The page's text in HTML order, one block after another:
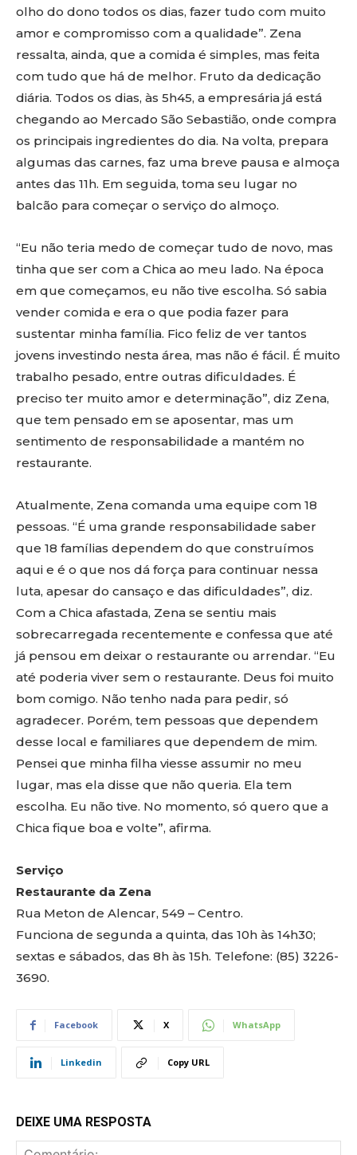
olho do dono todos os dias, fazer tudo com muito
amor e compromisso com a qualidade”. Zena
ressalta, ainda, que a comida é simples, mas feita
com tudo que há de melhor. Fruto da dedicação
diária. Todos os dias, às 5h45, a empresária já está
chegando ao Mercado São Sebastião, onde compra
os principais ingredientes do dia. Na volta, prepara
algumas das carnes, faz uma breve pausa e almoça
antes das 11h. Em seguida, toma seu lugar no
balcão para começar o serviço do almoço.
“Eu não teria medo de começar tudo de novo, mas
tinha que ser com a Chica ao meu lado. Na época
em que começamos, eu não tive escolha. Só sabia
vender comida e era o que podia fazer para
sustentar minha família. Fico feliz de ver tantos
jovens investindo nesta área, mas não é fácil. É muito
trabalho pesado, entre outras dificuldades. É
preciso ter muito amor e determinação”, diz Zena,
que tem pensado em se aposentar, mas um
sentimento de responsabilidade a mantém no
restaurante.
Atualmente, Zena comanda uma equipe com 18
pessoas. “É uma grande responsabilidade saber
que 18 famílias dependem do que construímos
aqui e é o que nos dá força para continuar nessa
luta, apesar do cansaço e das dificuldades”, diz.
Com a Chica afastada, Zena se sentiu mais
sobrecarregada recentemente e confessa que até
já pensou em deixar o restaurante ou arrendar. “Eu
até poderia viver sem o restaurante. Deus foi muito
bom comigo. Não tenho nada para pedir, só
agradecer. Porém, tem pessoas que dependem
desse local e familiares que dependem de mim.
Pensei que minha filha viesse assumir no meu
lugar, mas ela disse que não queria. Ela tem
escolha. Eu não tive. No momento, só quero que a
Chica fique boa e volte”, afirma.
Serviço
Restaurante da Zena
Rua Meton de Alencar, 549 – Centro.
Funciona de segunda a quinta, das 10h às 14h30;
sextas e sábados, das 8h às 15h. Telefone: (85) 3226-
3690.
Facebook X WhatsApp
Linkedin Copy URL
DEIXE UMA RESPOSTA